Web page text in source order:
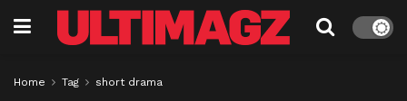
Home Tag short drama